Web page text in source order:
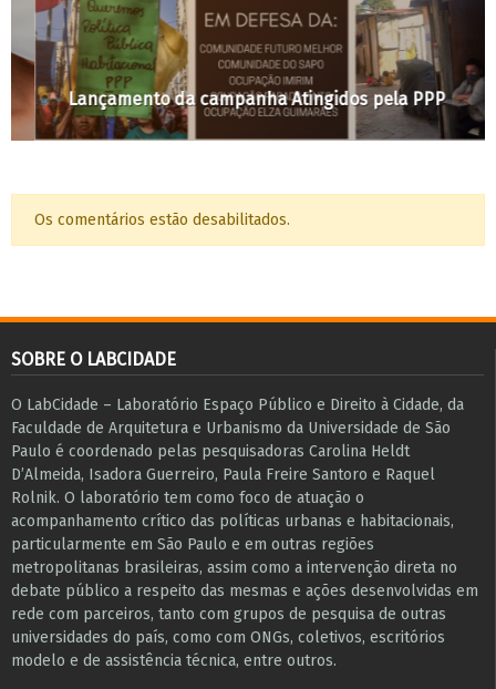
Lançamento da campanha Atingidos pela PPP
Os comentários estão desabilitados.
SOBRE O LABCIDADE
O LabCidade – Laboratório Espaço Público e Direito à Cidade, da
Faculdade de Arquitetura e Urbanismo da Universidade de São
Paulo é coordenado pelas pesquisadoras Carolina Heldt
D’Almeida, Isadora Guerreiro, Paula Freire Santoro e Raquel
Rolnik. O laboratório tem como foco de atuação o
acompanhamento crítico das políticas urbanas e habitacionais,
particularmente em São Paulo e ​em outras regiões
metropolitanas brasileiras, assim como a intervenção direta no
debate público a respeito das mesmas e ações desenvolvidas em
r​e​de com parceiros, tanto com grupos de pesquisa ​de outras
universidades do país, como com ONGs, coletivos, escritórios
modelo e de assistência técnica​, entre outros​.